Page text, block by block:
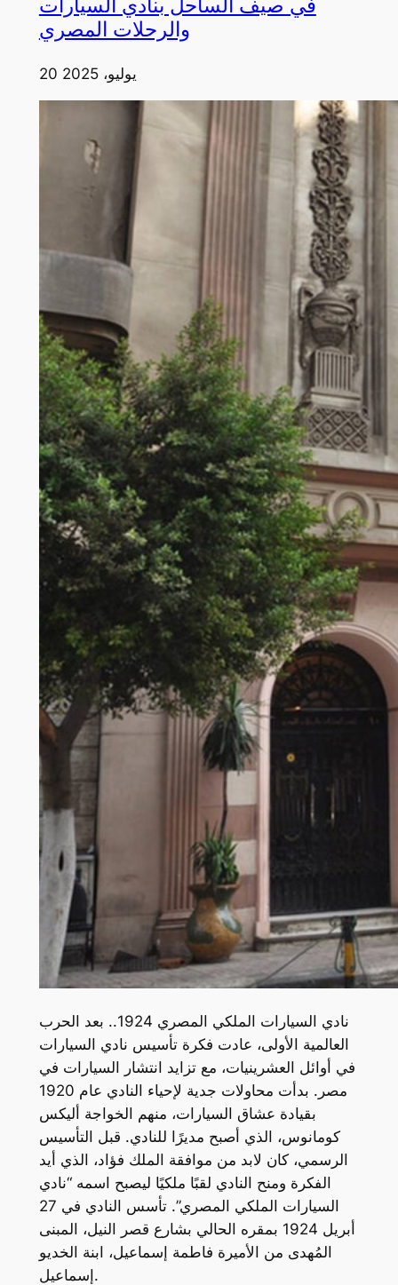
في صيف الساحل بنادي السيارات
والرحلات المصري
20 يوليو، 2025
نادي السيارات الملكي المصري 1924.. بعد الحرب
العالمية الأولى، عادت فكرة تأسيس نادي السيارات
في أوائل العشرينيات، مع تزايد انتشار السيارات في
مصر. بدأت محاولات جدية لإحياء النادي عام 1920
بقيادة عشاق السيارات، منهم الخواجة أليكس
كومانوس، الذي أصبح مديرًا للنادي. قبل التأسيس
الرسمي، كان لابد من موافقة الملك فؤاد، الذي أيد
الفكرة ومنح النادي لقبًا ملكيًا ليصبح اسمه “نادي
السيارات الملكي المصري”. تأسس النادي في 27
أبريل 1924 بمقره الحالي بشارع قصر النيل، المبنى
المُهدى من الأميرة فاطمة إسماعيل، ابنة الخديو
إسماعيل.